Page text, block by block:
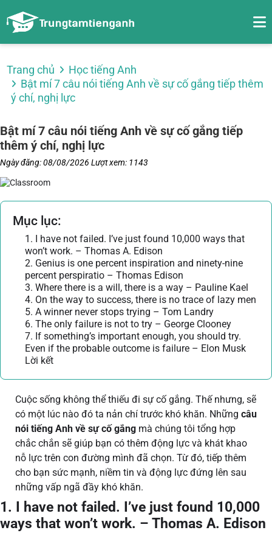
Trang chủ
Học tiếng Anh
Bật mí 7 câu nói tiếng Anh về sự cố gắng tiếp thêm
ý chí, nghị lực
Bật mí 7 câu nói tiếng Anh về sự cố gắng tiếp
thêm ý chí, nghị lực
Ngày đăng: 08/08/2026 Lượt xem: 1143
Mục lục:
1. I have not failed. I’ve just found 10,000 ways that
won’t work. – Thomas A. Edison
2. Genius is one percent inspiration and ninety-nine
percent perspiratio – Thomas Edison
3. Where there is a will, there is a way – Pauline Kael
4. On the way to success, there is no trace of lazy men
5. A winner never stops trying – Tom Landry
6. The only failure is not to try – George Clooney
7. If something’s important enough, you should try.
Even if the probable outcome is failure – Elon Musk
Lời kết
Cuộc sống không thể thiếu đi sự cố gắng. Thế nhưng, sẽ
có một lúc nào đó ta nản chí trước khó khăn. Những câu
nói tiếng Anh về sự cố gắng mà chúng tôi tổng hợp
chắc chắn sẽ giúp bạn có thêm động lực và khát khao
nỗ lực trên con đường mình đã chọn. Từ đó, tiếp thêm
cho bạn sức mạnh, niềm tin và động lực đứng lên sau
những vấp ngã đầy khó khăn.
1. I have not failed. I’ve just found 10,000
ways that won’t work. – Thomas A. Edison